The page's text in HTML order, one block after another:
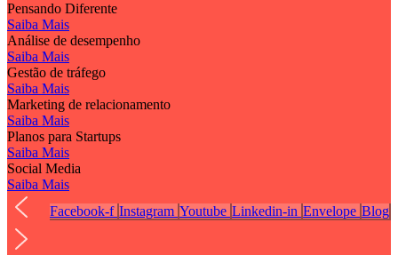
Pensando Diferente
Saiba Mais
Análise de desempenho
Saiba Mais
Gestão de tráfego
Saiba Mais
Marketing de relacionamento
Saiba Mais
Planos para Startups
Saiba Mais
Social Media
Saiba Mais
Facebook-f Instagram Youtube Linkedin-in Envelope Blog